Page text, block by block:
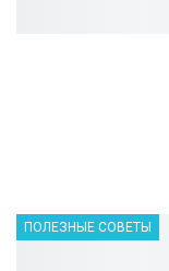
ПОЛЕЗНЫЕ СОВЕТЫ